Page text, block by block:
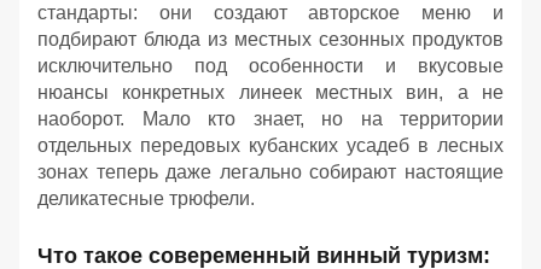
стандарты: они создают авторское меню и
подбирают блюда из местных сезонных продуктов
исключительно под особенности и вкусовые
нюансы конкретных линеек местных вин, а не
наоборот. Мало кто знает, но на территории
отдельных передовых кубанских усадеб в лесных
зонах теперь даже легально собирают настоящие
деликатесные трюфели.
Что такое совеременный винный туризм: